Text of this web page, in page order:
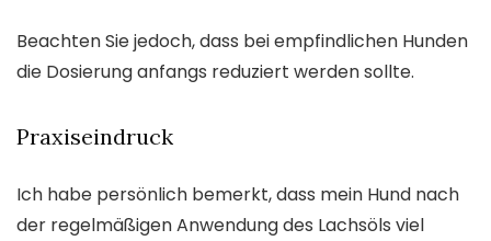
Beachten Sie jedoch, dass bei empfindlichen Hunden
die Dosierung anfangs reduziert werden sollte.
Praxiseindruck
Ich habe persönlich bemerkt, dass mein Hund nach
der regelmäßigen Anwendung des Lachsöls viel